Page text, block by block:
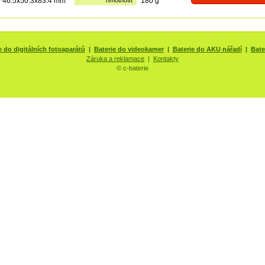
do digitálních fotoaparátů | Baterie do videokamer| Baterie do AKU nářadí|
Záruka a reklamace | Kontakty
© c-baterie